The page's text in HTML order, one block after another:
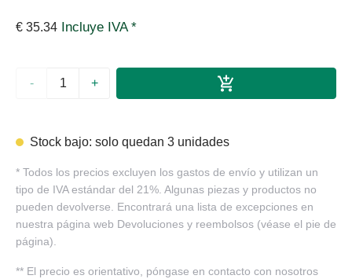
€ 35.34 Incluye IVA *
- +
Stock bajo: solo quedan 3 unidades
* Todos los precios excluyen los gastos de envío y utilizan un
tipo de IVA estándar del 21%. Algunas piezas y productos no
pueden devolverse. Encontrará una lista de excepciones en
nuestra página web Devoluciones y reembolsos (véase el pie de
página).
** El precio es orientativo, póngase en contacto con nosotros